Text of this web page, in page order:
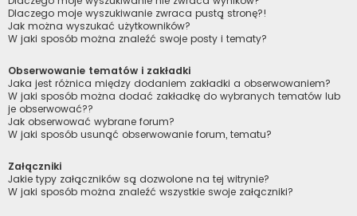
Dlaczego moje wyszukiwanie zwraca pustą stronę?!
Jak można wyszukać użytkowników?
W jaki sposób można znaleźć swoje posty i tematy?
Obserwowanie tematów i zakładki
Jaka jest różnica między dodaniem zakładki a obserwowaniem?
W jaki sposób można dodać zakładkę do wybranych tematów lub
je obserwować??
Jak obserwować wybrane forum?
W jaki sposób usunąć obserwowanie forum, tematu?
Załączniki
Jakie typy załączników są dozwolone na tej witrynie?
W jaki sposób można znaleźć wszystkie swoje załączniki?